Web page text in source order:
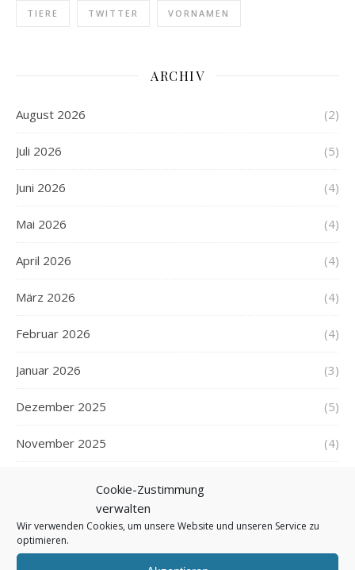
Cookie-Zustimmung
verwalten
Wir verwenden Cookies, um unsere Website und unseren Service zu
optimieren.
TIERE TWITTER VORNAMEN
ARCHIV
August 2026 (2)
Juli 2026 (5)
Juni 2026 (4)
Mai 2026 (4)
April 2026 (4)
März 2026 (4)
Februar 2026 (4)
Januar 2026 (3)
Dezember 2025 (5)
November 2025 (4)
September 2025
August 2025 (5)